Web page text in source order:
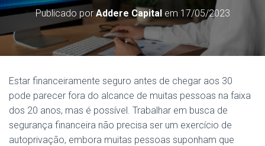
Publicado porAddere Capitalem 17/05/2023
Estar financeiramente seguro antes de chegar aos 30
pode parecer fora do alcance de muitas pessoas na faixa
dos 20 anos, mas é possível. Trabalhar em busca de
segurança financeira não precisa ser um exercício de
autoprivação, embora muitas pessoas suponham que